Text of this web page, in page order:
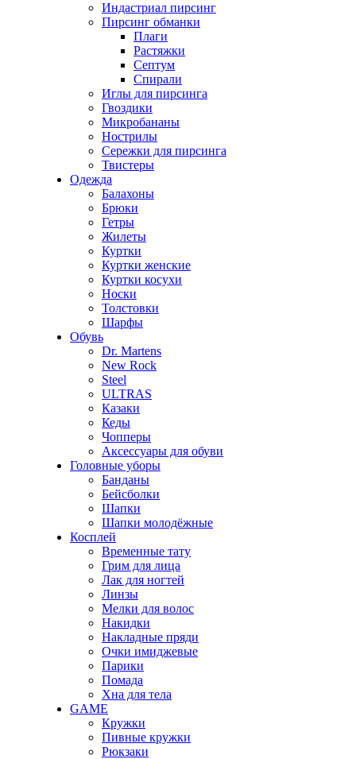
Индастриал пирсинг
Пирсинг обманки
Плаги
Растяжки
Септум
Спирали
Иглы для пирсинга
Гвоздики
Микробананы
Нострилы
Сережки для пирсинга
Твистеры
Одежда
Балахоны
Брюки
Гетры
Жилеты
Куртки
Куртки женские
Куртки косухи
Носки
Толстовки
Шарфы
Обувь
Dr. Martens
New Rock
Steel
ULTRAS
Казаки
Кеды
Чопперы
Аксессуары для обуви
Головные уборы
Банданы
Бейсболки
Шапки
Шапки молодёжные
Косплей
Временные тату
Грим для лица
Лак для ногтей
Линзы
Мелки для волос
Накидки
Накладные пряди
Очки имиджевые
Парики
Помада
Хна для тела
GAME
Кружки
Пивные кружки
Рюкзаки